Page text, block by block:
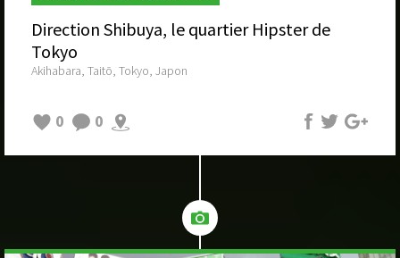
Direction Shibuya, le quartier Hipster de
Tokyo
Akihabara, Taitō, Tokyo, Japon
0 0